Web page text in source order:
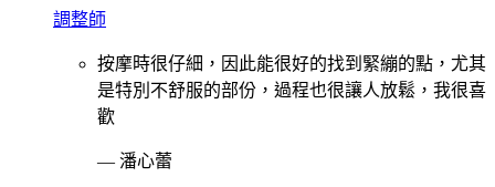
調整師
按摩時很仔細，因此能很好的找到緊繃的點，尤其
是特別不舒服的部份，過程也很讓人放鬆，我很喜
歡
— 潘心蕾